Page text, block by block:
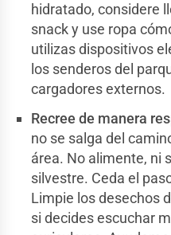
hidratado, considere
snack y use ropa
utilizas dispositivos
los senderos del
cargadores externos.
Recree de manera
no se salga del
área. No alimente, ni
silvestre. Ceda el
Limpie los desechos
si decides escuchar